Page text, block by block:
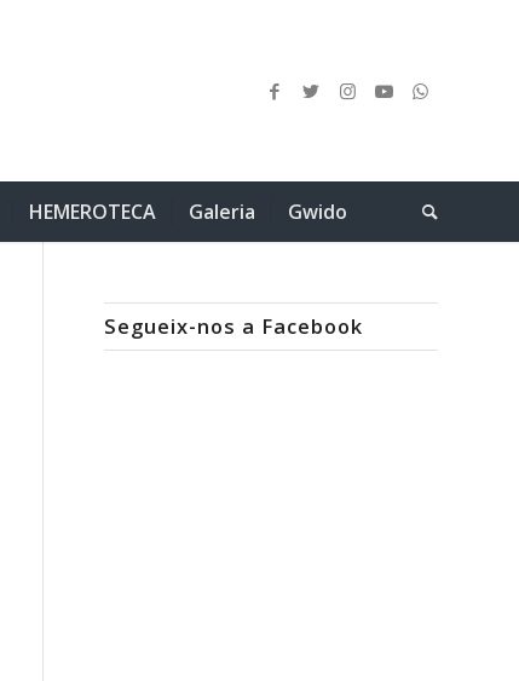
HEMEROTECA Galeria Gwido
Segueix-nos a Facebook